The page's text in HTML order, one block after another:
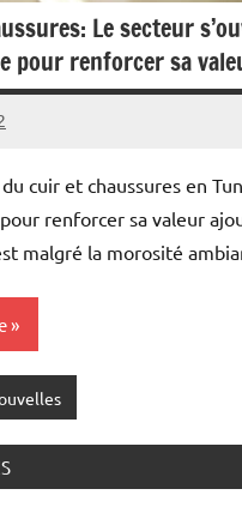
Le secteur
pour renforcer sa
cuir et chaussures en
renforcer sa valeur
malgré la morosité